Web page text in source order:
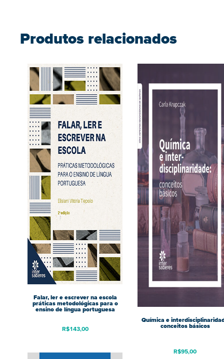
Produtos relacionados
Falar, ler e escrever na escola
práticas metodológicas para o
ensino de língua portuguesa
R$143,00
Química e
conceitos básicos
R$95,00